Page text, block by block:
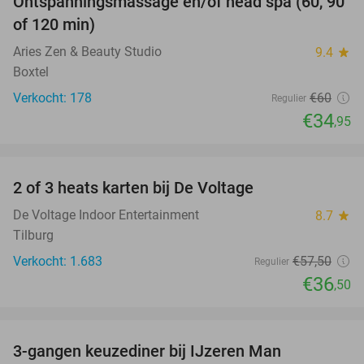
42%
of 120 min)
Aries Zen & Beauty Studio 9.4 star
Boxtel
Verkocht: 178
Regulier €60
€34,95
2 of 3 heats karten bij De Voltage
De Voltage Indoor Entertainment 8.7 star
Tilburg
Verkocht: 1.683
Regulier €57,50
€36,50
3-gangen keuzediner bij IJzeren Man